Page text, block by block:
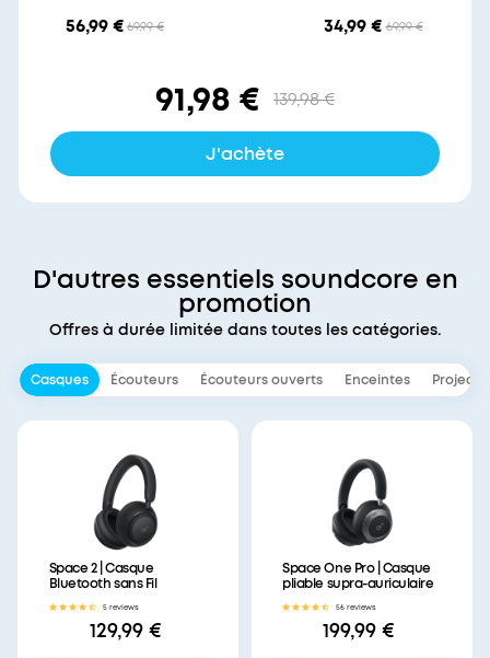
56,99 € 69,99 € 34,99 € 69,99 €
91,98 € 139,98 €
J'achète
D'autres essentiels soundcore en
promotion
Offres à durée limitée dans toutes les catégories.
Casques Écouteurs Écouteurs ouverts Enceintes
Space 2 | Casque
Bluetooth sans Fil
5 reviews
129,99 €
Space One Pro | Casque
pliable supra-auriculaire
56 reviews
199,99 €